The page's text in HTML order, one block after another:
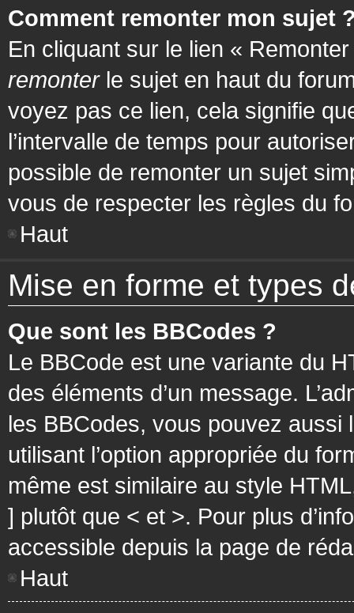
Comment remonter mon sujet
En cliquant sur le lien «
remonterle sujet en haut du
voyez pas ce lien, cela signifie
l’intervalle de temps pour
possible de remonter un sujet
vous de respecter les règles du
Haut
Mise en forme et types
Que sont les BBCodes ?
Le BBCode est une variante du
des éléments d’un message.
les BBCodes, vous pouvez
utilisant l’option appropriée du
même est similaire au style
] plutôt que < et >. Pour plus
accessible depuis la page de
Haut